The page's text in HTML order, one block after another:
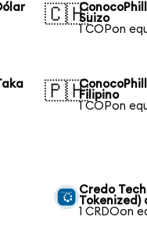
🇨🇭Suizo
1 COPon
🇵🇭Filipino
1 COPon
Credo
Tokenized)
1 CRDOon